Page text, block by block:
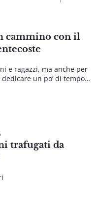
cammino con il
e ragazzi, ma anche per
un po’ di tempo
ultime [...]
trafugati da